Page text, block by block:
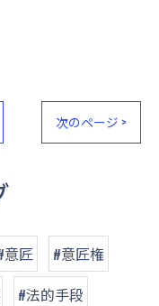
次のページ >
意匠
#意匠権
#法的手段